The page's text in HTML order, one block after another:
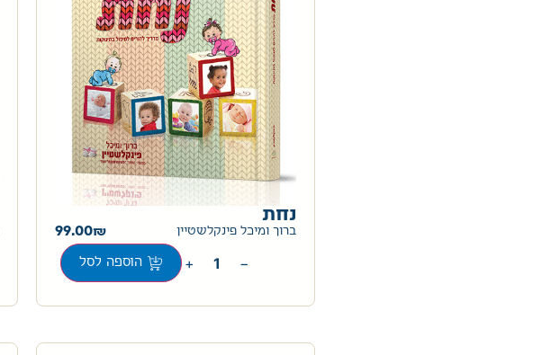
נחת
ברוך ומיכל פינקלשטיין 99.00
−
+ הוספה לסל